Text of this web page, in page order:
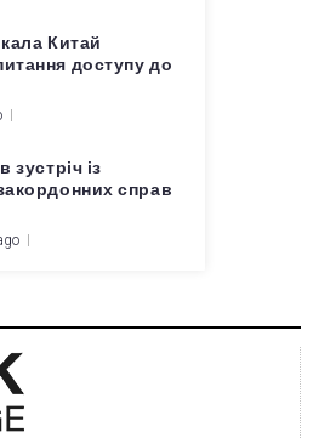
Китай
доступу до
зустріч із
справ